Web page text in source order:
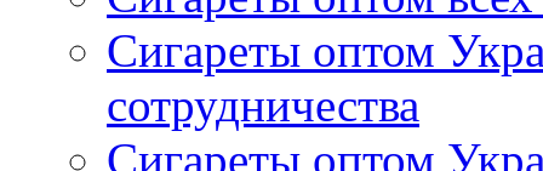
Сигареты оптом
сотрудничества
Сигареты оптом